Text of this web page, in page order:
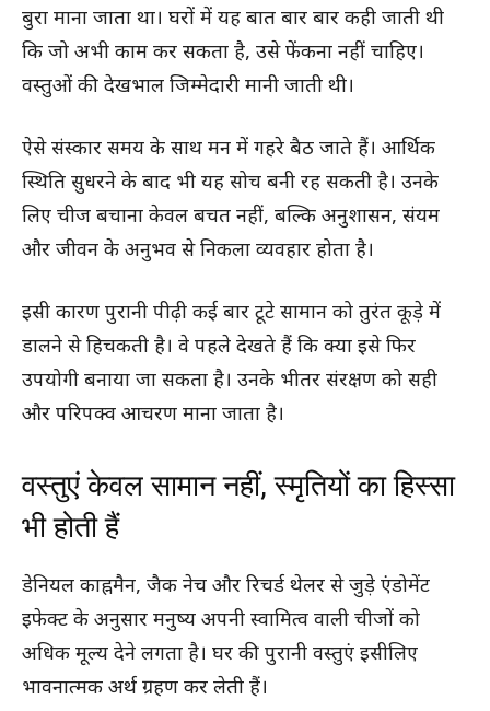
बुरा माना जाता था। घरों में यह बात बार बार कही जाती थी
कि जो अभी काम कर सकता है, उसे फेंकना नहीं चाहिए।
वस्तुओं की देखभाल जिम्मेदारी मानी जाती थी।
ऐसे संस्कार समय के साथ मन में गहरे बैठ जाते हैं। आर्थिक
स्थिति सुधरने के बाद भी यह सोच बनी रह सकती है। उनके
लिए चीज बचाना केवल बचत नहीं, बल्कि अनुशासन, संयम
और जीवन के अनुभव से निकला व्यवहार होता है।
इसी कारण पुरानी पीढ़ी कई बार टूटे सामान को तुरंत कूड़े में
डालने से हिचकती है। वे पहले देखते हैं कि क्या इसे फिर
उपयोगी बनाया जा सकता है। उनके भीतर संरक्षण को सही
और परिपक्व आचरण माना जाता है।
वस्तुएं केवल सामान नहीं, स्मृतियों का हिस्सा
भी होती हैं
डेनियल काह्नमैन, जैक नेच और रिचर्ड थेलर से जुड़े एंडोमेंट
इफेक्ट के अनुसार मनुष्य अपनी स्वामित्व वाली चीजों को
अधिक मूल्य देने लगता है। घर की पुरानी वस्तुएं इसीलिए
भावनात्मक अर्थ ग्रहण कर लेती हैं।